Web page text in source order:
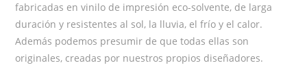
fabricadas en vinilo de impresión eco-solvente, de larga
duración y resistentes al sol, la lluvia, el frío y el calor.
Además podemos presumir de que todas ellas son
originales, creadas por nuestros propios diseñadores.